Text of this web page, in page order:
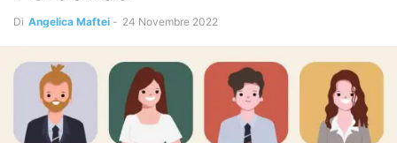
Di Angelica Maftei - 24 Novembre 2022